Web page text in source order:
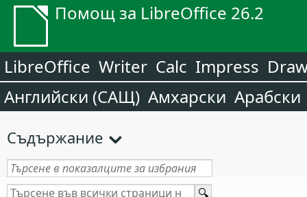
Помощ за LibreOffice 26.2
LibreOffice Writer Calc Impress
Английски (САЩ) Амхарски Арабски
Съдържание